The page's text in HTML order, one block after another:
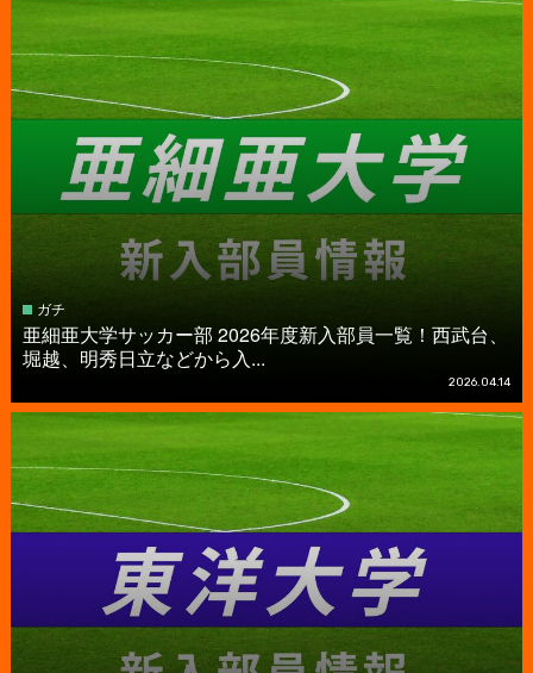
ガチ
亜細亜大学サッカー部 2026年度新入部員一覧！西武台、
堀越、明秀日立などから入...
2026.04.14